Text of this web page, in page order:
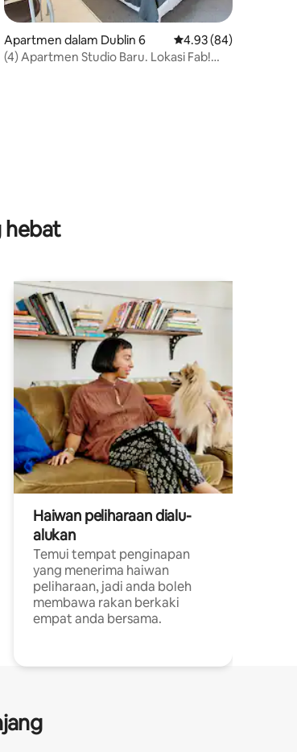
4.91 daripada 5, 2,610 ulasan
Apartmen dalam Dublin 6 Penarafan purata
4.93 (84)
(4) Apartmen Studio Baru. Lokasi Fab!
hebat
Haiwan peliharaan dialu-
alukan
Temui tempat penginapan
yang menerima haiwan
peliharaan, jadi anda boleh
membawa rakan berkaki
empat anda bersama.